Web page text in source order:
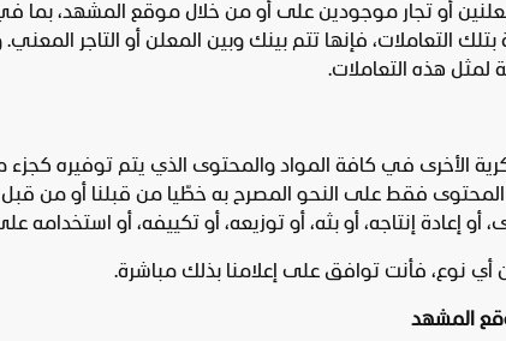
معلنين أو تجار موجودين على أو من خلال موقع المشهد، بما
التعاملات، فإنها تتم بينك وبين المعلن أو التاجر المعني.
لمثل هذه التعاملات.
الأخرى في كافة المواد والمحتوى الذي يتم توفيره
المحتوى فقط على النحو المصرح به خطّيا من قبلنا أو من
إعادة إنتاجه، أو بثه، أو توزيعه، أو تكييفه، أو استخدامه